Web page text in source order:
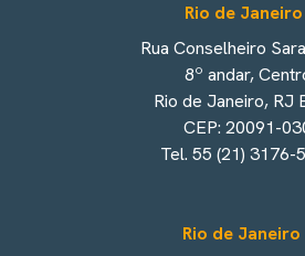
Rio de Janeiro
Rua Conselheiro
8º andar,
Rio de Janeiro, RJ
CEP: 20091-
Tel. 55 (21) 3176-
Rio de Janeiro